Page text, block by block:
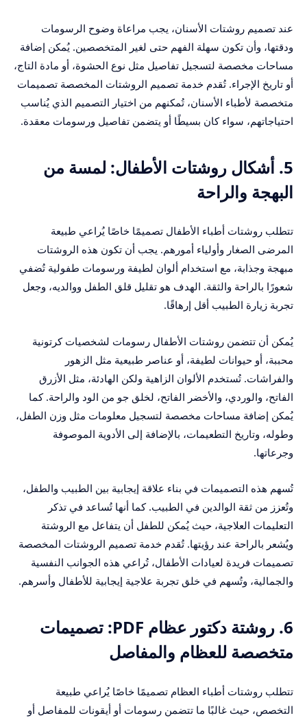
عند تصميم روشتات الأسنان، يجب مراعاة وضوح الرسومات
ودقتها، وأن تكون سهلة الفهم حتى لغير المتخصصين. يُمكن إضافة
مساحات مخصصة لتسجيل تفاصيل مثل نوع الحشوة، أو مادة التاج،
أو تاريخ الإجراء. تُقدم خدمة تصميم الروشتات المخصصة تصميمات
متخصصة لأطباء الأسنان، تُمكنهم من اختيار التصميم الذي يُناسب
احتياجاتهم، سواء كان بسيطًا أو يتضمن تفاصيل ورسومات معقدة.
5. أشكال روشتات الأطفال: لمسة من
البهجة والراحة
تتطلب روشتات أطباء الأطفال تصميمًا خاصًا يُراعي طبيعة
المرضى الصغار وأولياء أمورهم. يجب أن تكون هذه الروشتات
مبهجة وجذابة، مع استخدام ألوان لطيفة ورسومات طفولية تُضفي
شعورًا بالراحة والثقة. الهدف هو تقليل قلق الطفل ووالديه، وجعل
تجربة زيارة الطبيب أقل إرهاقًا.
يُمكن أن تتضمن روشتات الأطفال رسومات لشخصيات كرتونية
محببة، أو حيوانات لطيفة، أو عناصر طبيعية مثل الزهور
والفراشات. تُستخدم الألوان الزاهية ولكن الهادئة، مثل الأزرق
الفاتح، والوردي، والأخضر الفاتح، لخلق جو من الود والراحة. كما
يُمكن إضافة مساحات مخصصة لتسجيل معلومات مثل وزن الطفل،
وطوله، وتاريخ التطعيمات، بالإضافة إلى الأدوية الموصوفة
وجرعاتها.
تُسهم هذه التصميمات في بناء علاقة إيجابية بين الطبيب والطفل،
وتُعزز من ثقة الوالدين في الطبيب. كما أنها تُساعد في تذكر
التعليمات العلاجية، حيث يُمكن للطفل أن يتفاعل مع الروشتة
ويُشعر بالراحة عند رؤيتها. تُقدم خدمة تصميم الروشتات المخصصة
تصميمات فريدة لعيادات الأطفال، تُراعي هذه الجوانب النفسية
والجمالية، وتُسهم في خلق تجربة علاجية إيجابية للأطفال وأسرهم.
6. روشتة دكتور عظام PDF: تصميمات
متخصصة للعظام والمفاصل
تتطلب روشتات أطباء العظام تصميمًا خاصًا يُراعي طبيعة
التخصص، حيث غالبًا ما تتضمن رسومات أو أيقونات للمفاصل أو